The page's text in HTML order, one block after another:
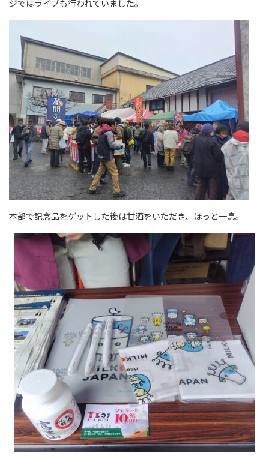
ジではライブも行われていました。
本部で記念品をゲットした後は甘酒をいただき、ほっと一息。